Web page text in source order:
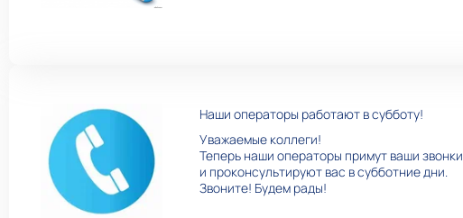
Наши операторы работают в субботу!
Уважаемые коллеги!
Теперь наши операторы примут ваши звонки
и проконсультируют вас в субботние дни.
Звоните! Будем рады!